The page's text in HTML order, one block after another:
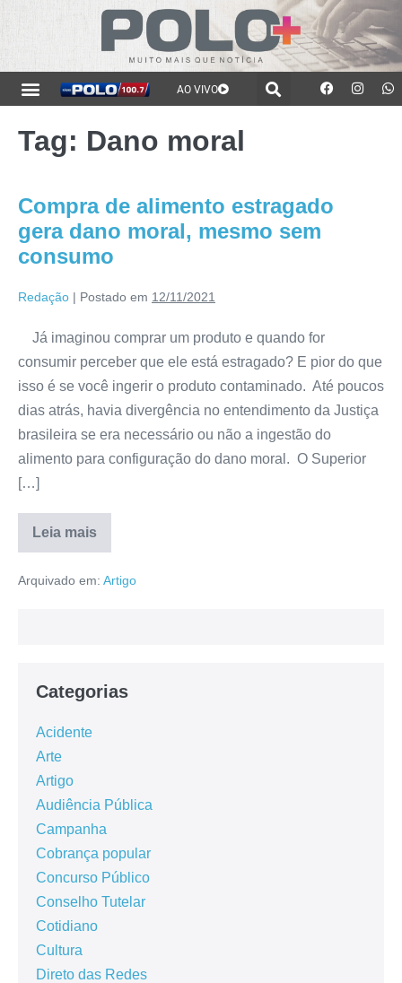
AO VIVO
Tag: Dano moral
Compra de alimento estragado
gera dano moral, mesmo sem
consumo
Redação | Postado em 12/11/2021
Já imaginou comprar um produto e quando for
consumir perceber que ele está estragado? E pior do que
isso é se você ingerir o produto contaminado. Até poucos
dias atrás, havia divergência no entendimento da Justiça
brasileira se era necessário ou não a ingestão do
alimento para configuração do dano moral. O Superior
[…]
Leia mais
Arquivado em: Artigo
Categorias
Acidente
Arte
Artigo
Audiência Pública
Campanha
Cobrança popular
Concurso Público
Conselho Tutelar
Cotidiano
Cultura
Direto das Redes